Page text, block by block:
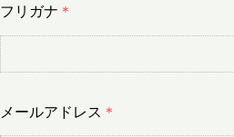
フリガナ ＊
メールアドレス ＊